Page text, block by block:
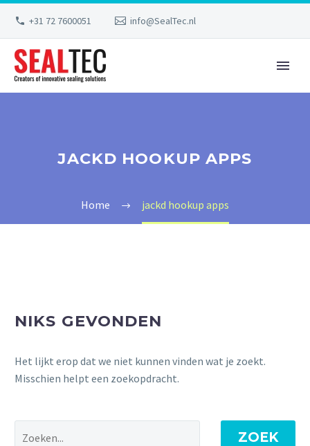
+31 72 7600051 info@SealTec.nl
JACKD HOOKUP APPS
Home jackd hookup apps
NIKS GEVONDEN
Het lijkt erop dat we niet kunnen vinden wat je zoekt.
Misschien helpt een zoekopdracht.
ZOEK